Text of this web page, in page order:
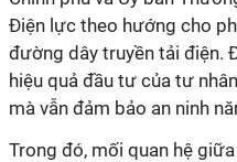
Điện lực theo hướng cho
đường dây truyền tải điện.
hiệu quả đầu tư của tư
mà vẫn đảm bảo an ninh
Trong đó, mối quan hệ